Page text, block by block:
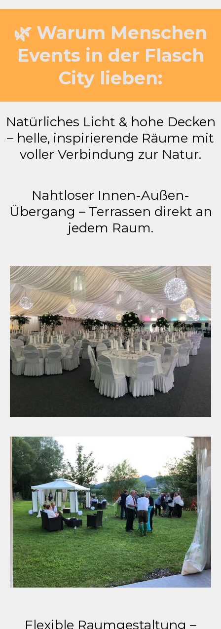
🌿 Warum Menschen
Events in der Flasch
City lieben:
Natürliches Licht & hohe Decken
– helle, inspirierende Räume mit
voller Verbindung zur Natur.
Nahtloser Innen-Außen-
Übergang – Terrassen direkt an
jedem Raum.
Flexible Raumgestaltung –